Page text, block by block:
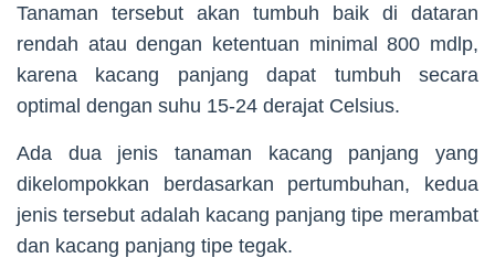
Tanaman tersebut akan tumbuh baik di dataran
rendah atau dengan ketentuan minimal 800 mdlp,
karena kacang panjang dapat tumbuh secara
optimal dengan suhu 15-24 derajat Celsius.
Ada dua jenis tanaman kacang panjang yang
dikelompokkan berdasarkan pertumbuhan, kedua
jenis tersebut adalah kacang panjang tipe merambat
dan kacang panjang tipe tegak.